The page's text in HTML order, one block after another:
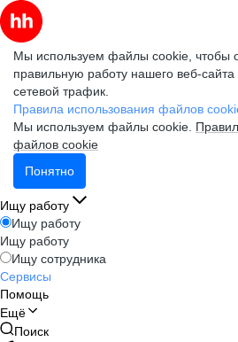
Мы используем файлы cookie, чтобы
правильную работу нашего веб-сайта
сетевой трафик.
Правила использования файлов
Мы используем файлы cookie.
файлов cookie
Понятно
Ищу работу
Ищу работу
Ищу работу
Ищу сотрудника
Сервисы
Помощь
Ещё
Поиск